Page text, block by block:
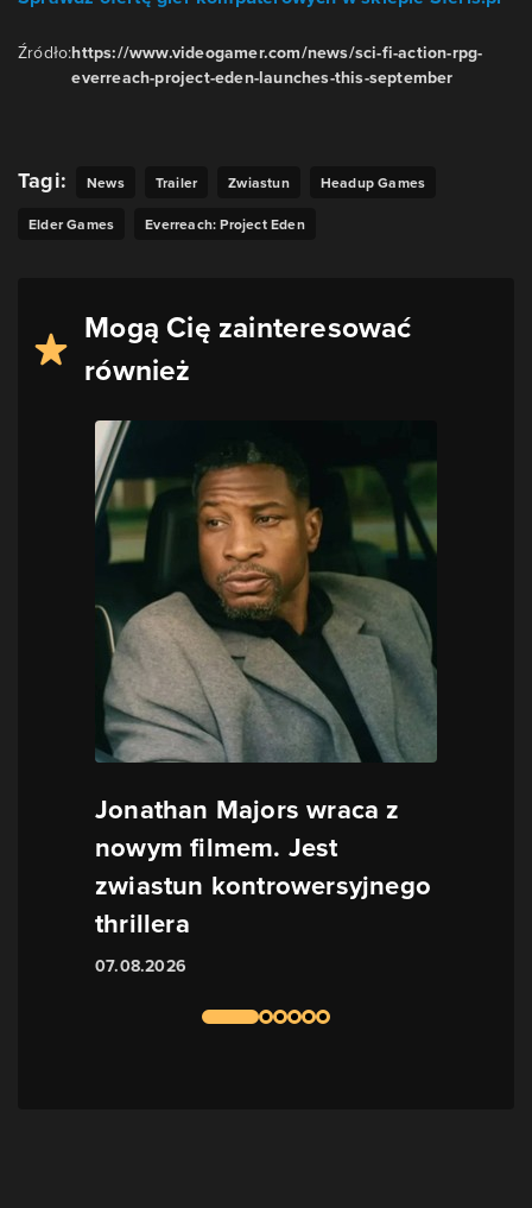
Źródło:https://www.videogamer.com/news/sci-fi-action-rpg-
everreach-project-eden-launches-this-september
Tagi: News Trailer Zwiastun
Headup Games
Elder Games
Everreach: Project Eden
Mogą Cię zainteresować
również
Jonathan Majors wraca z
nowym filmem. Jest
zwiastun kontrowersyjnego
thrillera
07.08.2026